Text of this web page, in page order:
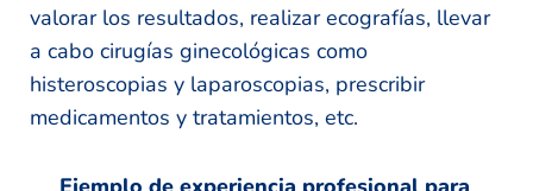
valorar los resultados, realizar ecografías, llevar
a cabo cirugías ginecológicas como
histeroscopias y laparoscopias, prescribir
medicamentos y tratamientos, etc.